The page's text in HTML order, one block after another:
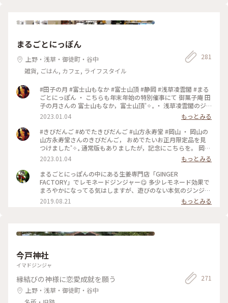
まるごとにっぽん
上野・浅草・御徒町・谷中
雑貨, ごはん, カフェ, ライフスタイル
281
#田子の月 #富士山もなか #富士山頂 #静岡 #浅草凌雲閣 #まる
ごとにっぽん ・ こちらも年末年始の特別催事にて 御菓子庵 田
子の月さんの 富士山もなか，富士山頂˚✧₊ ・ 浅草凌雲閣のジ
オラマにもちょっぴり感動˚✧₊ 明治23年に完成した12階建ての
展望塔。 当時から浅草の賑わいが想像できますね。 ・ まるご
とにっぽん楽しみました♪
2023.01.04
もっとみる
#きびだんご #めでたきびだんご #山方永寿堂 #岡山 ・ 岡山の
山方永寿堂さんのきびだんご， おめでたいお正月限定品を見
つけました˚✧₊ 通常版もありましたが，記念にこちらを。 岡山
に行きたいです♡
2023.01.04
もっとみる
まるごとにっぽんの中にある生姜専門店「GINGER
FACTORY」でレモネードジンジャー😋 多少レモネード効果で
まろやかになってる気はしますが、遊びのない本気のジンジャ
エールです。 かなり辛めで、ストローで勢いよく吸うと生姜が
口にいっぱいに(笑) これは食べるジンジャエール！ 体がポカポ
2019.08.21 もっとみる
今戸神社
イマドジンジャ
縁結びの神様に恋愛成就を願う
上野・浅草・御徒町・谷中
271